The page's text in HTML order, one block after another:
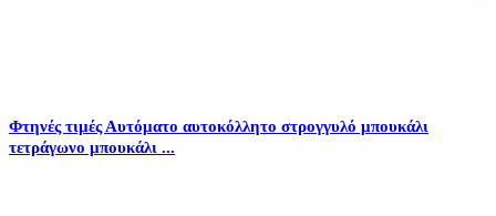
Φτηνές τιμές Αυτόματο αυτοκόλλητο στρογγυλό μπουκάλι
τετράγωνο μπουκάλι ...